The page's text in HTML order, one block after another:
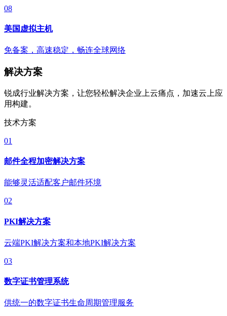
08
美国虚拟主机
免备案，高速稳定，畅连全球网络
解决方案
锐成行业解决方案，让您轻松解决企业上云痛点，加速云上应
用构建。
技术方案
01
邮件全程加密解决方案
能够灵活适配客户邮件环境
02
PKI解决方案
云端PKI解决方案和本地PKI解决方案
03
数字证书管理系统
供统一的数字证书生命周期管理服务